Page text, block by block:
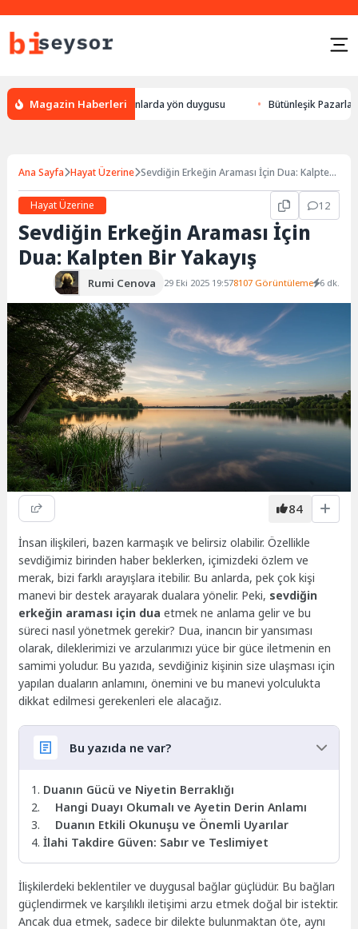
Magazin Haberleri
yön bulması, hayvanlarda yön duygusu Bütünleşik Pazarlama:
Ana Sayfa Hayat Üzerine Sevdiğin Erkeğin Araması İçin Dua: Kalpten
Hayat Üzerine
12
Sevdiğin Erkeğin Araması İçin
Dua: Kalpten Bir Yakayış
Rumi Cenova 29 Eki 2025 19:578107 Görüntüleme 6 dk.
84
İnsan ilişkileri, bazen karmaşık ve belirsiz olabilir. Özellikle
sevdiğimiz birinden haber beklerken, içimizdeki özlem ve
merak, bizi farklı arayışlara itebilir. Bu anlarda, pek çok kişi
manevi bir destek arayarak dualara yönelir. Peki, sevdiğin
erkeğin araması için dua etmek ne anlama gelir ve bu
süreci nasıl yönetmek gerekir? Dua, inancın bir yansıması
olarak, dileklerimizi ve arzularımızı yüce bir güce iletmenin en
samimi yoludur. Bu yazıda, sevdiğiniz kişinin size ulaşması için
yapılan duaların anlamını, önemini ve bu manevi yolculukta
dikkat edilmesi gerekenleri ele alacağız.
Bu yazıda ne var?
Duanın Gücü ve Niyetin Berraklığı
Hangi Duayı Okumalı ve Ayetin Derin Anlamı
Duanın Etkili Okunuşu ve Önemli Uyarılar
İlahi Takdire Güven: Sabır ve Teslimiyet
İlişkilerdeki beklentiler ve duygusal bağlar güçlüdür. Bu bağları
güçlendirmek ve karşılıklı iletişimi arzu etmek doğal bir istektir.
Ancak dua etmek, sadece bir dilekte bulunmaktan öte, aynı